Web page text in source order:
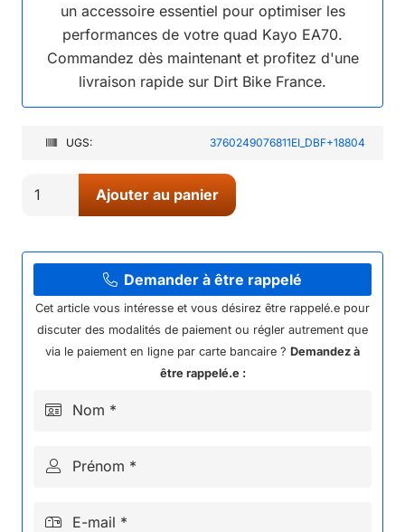
un accessoire essentiel pour optimiser les
performances de votre quad Kayo EA70.
Commandez dès maintenant et profitez d'une
livraison rapide sur Dirt Bike France.
UGS: 3760249076811EI_DBF+18804
BOITIER
CONTROLER
48V
KAYO
EA70
Ajouter au panier
Demander à être rappelé
Cet article vous intéresse et vous désirez être rappelé.e pour
discuter des modalités de paiement ou régler autrement que
via le paiement en ligne par carte bancaire ? Demandez à
être rappelé.e :
Nom *
Prénom *
E-mail *